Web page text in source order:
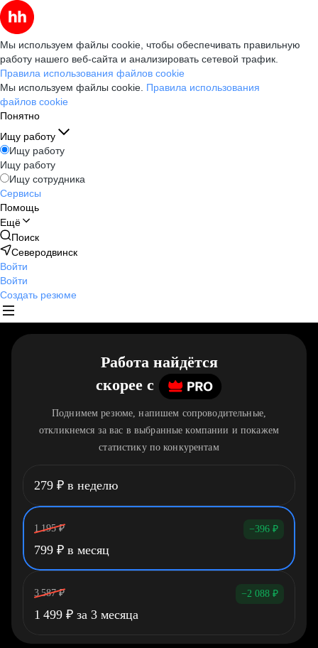
Мы используем файлы cookie, чтобы обеспечивать правильную
работу нашего веб-сайта и анализировать сетевой трафик.
Правила использования файлов cookie
Мы используем файлы cookie. Правила использования
файлов cookie
Понятно
Ищу работу
Ищу работу
Ищу работу
Ищу сотрудника
Сервисы
Помощь
Ещё
Поиск
Северодвинск
Войти
Войти
Создать резюме
Работа найдётся
скорее c
Поднимем резюме, напишем сопроводительные,
откликнемся за вас в выбранные компании и покажем
статистику по конкурентам
279 ₽ в неделю
1 195 ₽ −396 ₽
799 ₽ в месяц
3 587 ₽ −2 088 ₽
1 499 ₽ за 3 месяца